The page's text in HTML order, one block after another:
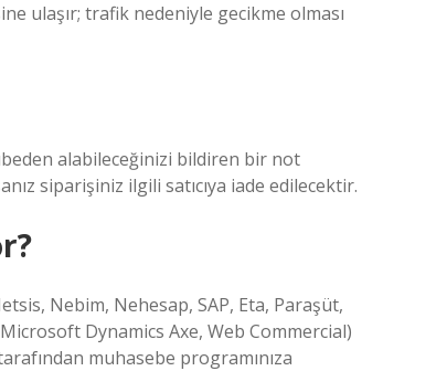
ulaşır; trafik nedeniyle gecikme olması
alabileceğinizi bildiren bir not
siparişiniz ilgili satıcıya iade edilecektir.
Nebim, Nehesap, SAP, Eta, Paraşüt,
Dynamics Axe, Web Commercial)
muhasebe programınıza